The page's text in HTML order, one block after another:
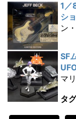
1／
シ
ン
SF
マ
タグ